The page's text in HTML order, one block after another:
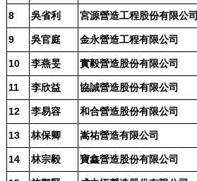
公會花絮
聯絡我們
相關連結
會員網站
政府機構連結
GO
8 吳省利 宮源營造工程股份有限公司
9 吳官庭 金永營造工程有限公司
10 李燕旻 實毅營造股份有限公司
11 李欣益 協誠營造股份有限公司
12 李易容 和合營造股份有限公司
13 林保卿 嵩祐營造有限公司
14 林宗毅 寶鑫營造股份有限公司